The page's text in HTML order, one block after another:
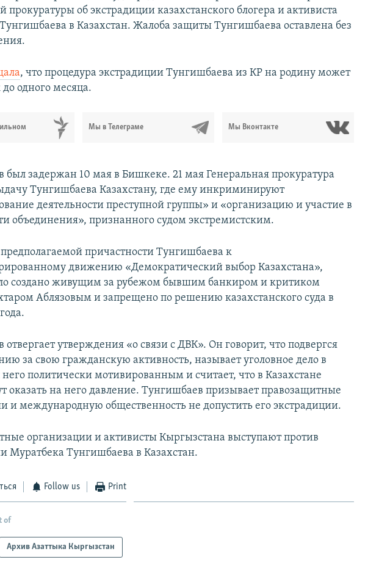
прокуратуры об экстрадиции казахстанского блогера и активиста
в Казахстан. Жалоба защиты Тунгишбаева оставлена без
, что процедура экстрадиции Тунгишбаева из КР на родину может
до одного месяца.
Мы в Телеграме Мы Вконтакте
был задержан 10 мая в Бишкеке. 21 мая Генеральная прокуратура
Тунгишбаева Казахстану, где ему инкриминируют
деятельности преступной группы» и «организацию и участие в
объединения», признанного судом экстремистским.
предполагаемой причастности Тунгишбаева к
движению «Демократический выбор Казахстана»,
создано живущим за рубежом бывшим банкиром и критиком
Аблязовым и запрещено по решению казахстанского суда в
утверждения «о связи с ДВК». Он говорит, что подвергся
за свою гражданскую активность, называет уголовное дело в
политически мотивированным и считает, что в Казахстане
оказать на него давление. Тунгишбаев призывает правозащитные
и международную общественность не допустить его экстрадиции.
организации и активисты Кыргызстана выступают против
Муратбека Тунгишбаева в Казахстан.
Follow us Print
of
Архив Азаттыка Кыргызстан